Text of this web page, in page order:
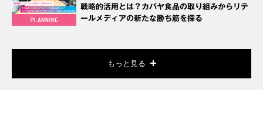
戦略的活用とは？カバヤ食品の取り組みからリテ
ールメディアの新たな勝ち筋を探る
もっと見る